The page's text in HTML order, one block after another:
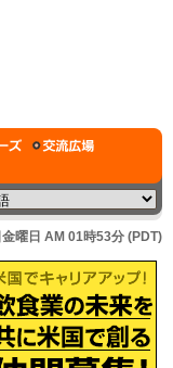
曜日 AM 01時53分 (PDT)